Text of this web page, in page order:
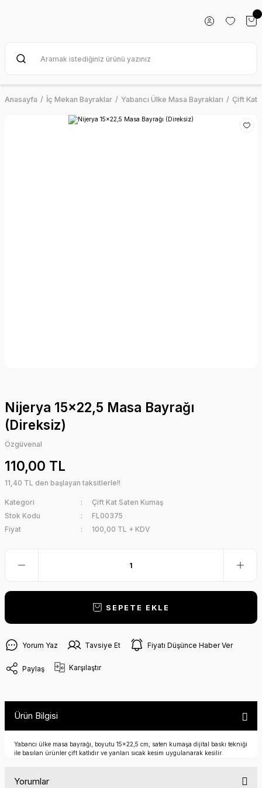
Anasayfa İç Mekan Bayraklar Yabancı Ülke Masa Bayrakları Çift Kat
Nijerya 15x22,5 Masa Bayrağı
(Direksiz)
Özgüvenal
110,00 TL
11,40 TL den başlayan taksitlerle!!
Kategori
Çift Kat Saten Kumaş
Stok Kodu
FL00375
Fiyat
100,00 TL + KDV
SEPETE EKLE
Yorum Yaz Tavsiye Et Fiyatı Düşünce Haber Ver
Paylaş Karşılaştır
Ürün Bilgisi
Yabancı ülke masa bayrağı, boyutu 15x22,5 cm, saten kumaşa dijital baskı tekniği
ile basılan ürünler çift katlıdır ve yanları sıcak kesim uygulanarak kesilir.
Yorumlar